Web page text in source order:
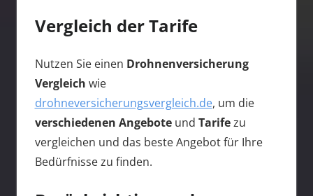
Vergleich der Tarife
Nutzen Sie einen Drohnenversicherung
Vergleich wie
drohneversicherungsvergleich.de, um die
verschiedenen Angeboteund Tarifezu
vergleichen und das beste Angebot für Ihre
Bedürfnisse zu finden.